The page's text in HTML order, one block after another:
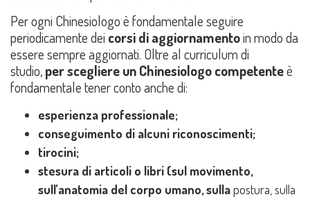
Per ogni Chinesiologo è fondamentale seguire
periodicamente dei corsi di aggiornamentoin modo da
essere sempre aggiornati. Oltre al curriculum di
studio,per scegliere un Chinesiologo competenteè
fondamentale tener conto anche di:
esperienza professionale;
conseguimento di alcuni riconoscimenti;
tirocini;
stesura di articoli o libri (sul movimento,
sull’anatomia del corpo umano, sullapostura, sulla